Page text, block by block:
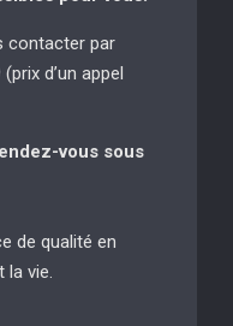
contacter par
(prix d’un appel
vous sous
de qualité en
la vie.